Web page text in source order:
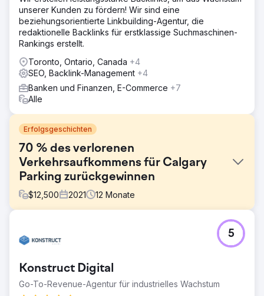
unserer Kunden zu fördern! Wir sind eine
beziehungsorientierte Linkbuilding-Agentur, die
redaktionelle Backlinks für erstklassige Suchmaschinen-
Rankings erstellt.
Toronto, Ontario, Canada +4
SEO, Backlink-Management +4
Banken und Finanzen, E-Commerce +7
Alle
Erfolgsgeschichten
70 % des verlorenen
Verkehrsaufkommens für Calgary
Parking zurückgewinnen
$12,500 2021 12 Monate
Ein Stuckateur- und Putzunternehmen aus Calgary mit
über 15 Mitarbeitern verlor aufgrund einer algorithmischen
zuvor beauftragte ausländische SEO-Agentur hatte
Hunderte von Spam-Backlinks von irrelevanten
Linkfarmen (z. B. Domains wie „futbolllinker.com“ und
Konstruct Digital
Go-To-Revenue-Agentur für industrielles Wachstum
5